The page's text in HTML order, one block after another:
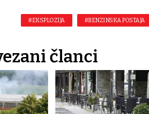
#EKSPLOZIJA #BENZINSKA POSTAJA
članci